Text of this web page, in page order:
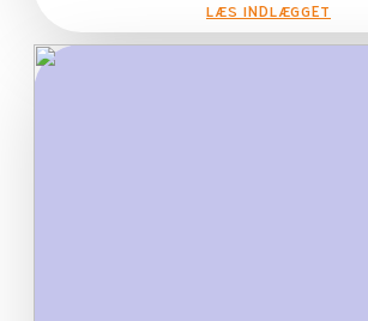
LÆS INDLÆGGET